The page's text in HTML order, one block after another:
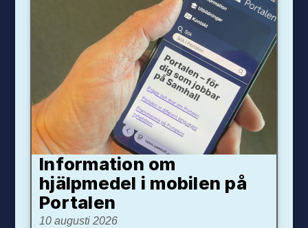
Information om
hjälpmedel i mobilen på
Portalen
10 augusti 2026